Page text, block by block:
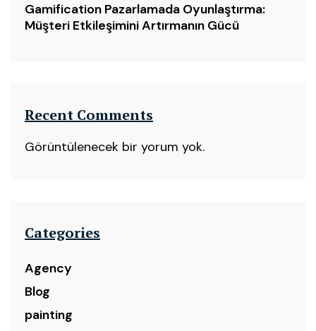
Gamification Pazarlamada Oyunlaştırma:
Müşteri Etkileşimini Artırmanın Gücü
Recent Comments
Görüntülenecek bir yorum yok.
Categories
Agency
Blog
painting